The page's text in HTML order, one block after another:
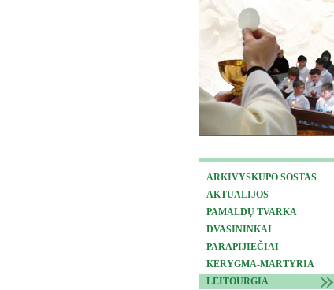
ARKIVYSKUPO SOSTAS
AKTUALIJOS
PAMALDŲ TVARKA
DVASININKAI
PARAPIJIEČIAI
KERYGMA-MARTYRIA
LEITOURGIA